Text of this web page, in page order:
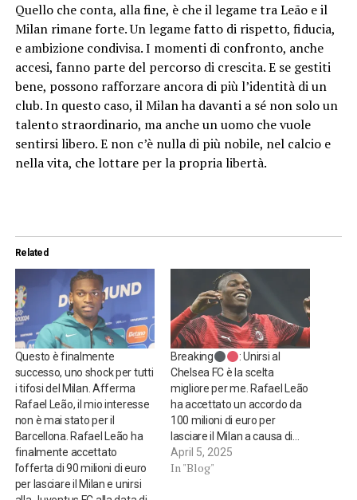
Quello che conta, alla fine, è che il legame tra Leão e il
Milan rimane forte. Un legame fatto di rispetto, fiducia,
e ambizione condivisa. I momenti di confronto, anche
accesi, fanno parte del percorso di crescita. E se gestiti
bene, possono rafforzare ancora di più l’identità di un
club. In questo caso, il Milan ha davanti a sé non solo un
talento straordinario, ma anche un uomo che vuole
sentirsi libero. E non c’è nulla di più nobile, nel calcio e
nella vita, che lottare per la propria libertà.
Related
Questo è finalmente
successo, uno shock per tutti
i tifosi del Milan. Afferma
Rafael Leão, il mio interesse
non è mai stato per il
Barcellona. Rafael Leão ha
finalmente accettato
l’offerta di 90 milioni di euro
per lasciare il Milan e unirsi
Breaking
: Unirsi al
Chelsea FC è la scelta
migliore per me. Rafael Leão
ha accettato un accordo da
100 milioni di euro per
lasciare il Milan a causa di…
April 5, 2025
In "Blog"